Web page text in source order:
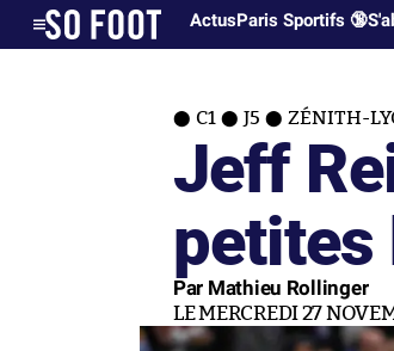
ActusParis Sportifs 🔞
C1 J5 ZÉNITH-
Jeff
petites
Par Mathieu Rollinger
LE MERCREDI 27